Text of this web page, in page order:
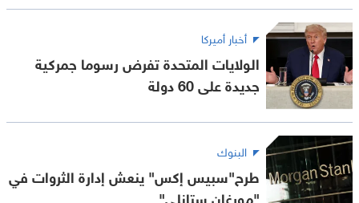
أخبار أميركا
الولايات المتحدة تفرض رسوما جمركية
جديدة على 60 دولة
البنوك
طرح"سبيس إكس" ينعش إدارة الثروات في
"مورغان ستانلي"